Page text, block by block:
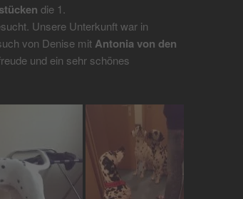
die 1.
Unsere Unterkunft war in
von Denise mit Antonia von den
und ein sehr schönes